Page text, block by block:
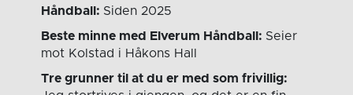
Håndball: Siden 2025
Beste minne med Elverum Håndball: Seier
mot Kolstad i Håkons Hall
Tre grunner til at du er med som frivillig: